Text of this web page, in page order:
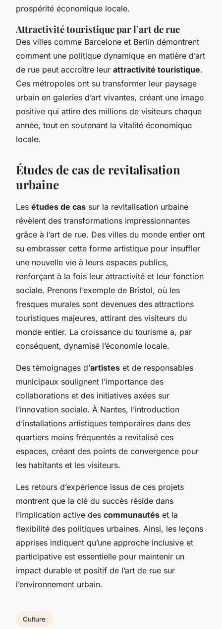
prospérité économique locale.
Attractivité touristique par l’art de rue
Des villes comme Barcelone et Berlin démontrent
comment une politique dynamique en matière d’art
de rue peut accroître leur attractivité touristique.
Ces métropoles ont su transformer leur paysage
urbain en galeries d’art vivantes, créant une image
positive qui attire des millions de visiteurs chaque
année, tout en soutenant la vitalité économique
locale.
Études de cas de revitalisation
urbaine
Les études de cas sur la revitalisation urbaine
révèlent des transformations impressionnantes
grâce à l’art de rue. Des villes du monde entier ont
su embrasser cette forme artistique pour insuffler
une nouvelle vie à leurs espaces publics,
renforçant à la fois leur attractivité et leur fonction
sociale. Prenons l’exemple de Bristol, où les
fresques murales sont devenues des attractions
touristiques majeures, attirant des visiteurs du
monde entier. La croissance du tourisme a, par
conséquent, dynamisé l’économie locale.
Des témoignages d’artistes et de responsables
municipaux soulignent l’importance des
collaborations et des initiatives axées sur
l’innovation sociale. À Nantes, l’introduction
d’installations artistiques temporaires dans des
quartiers moins fréquentés a revitalisé ces
espaces, créant des points de convergence pour
les habitants et les visiteurs.
Les retours d’expérience issus de ces projets
montrent que la clé du succès réside dans
l’implication active des communautés et la
flexibilité des politiques urbaines. Ainsi, les leçons
apprises indiquent qu’une approche inclusive et
participative est essentielle pour maintenir un
impact durable et positif de l’art de rue sur
l’environnement urbain.
Culture